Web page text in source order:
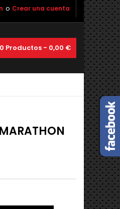
o Crear una cuenta
0 Productos - 0,00 €